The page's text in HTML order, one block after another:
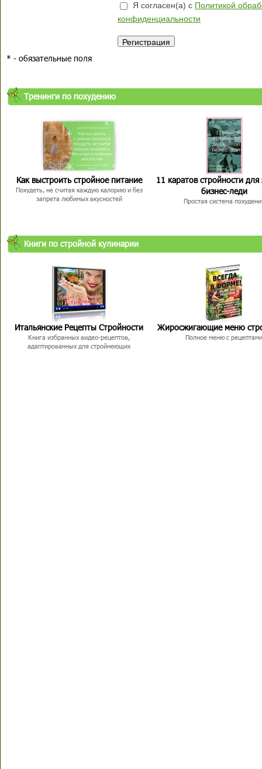
Я согласен(а) с Политикой
конфиденциальности
* - обязательные поля
Тренинги по похудению
Как выстроить стройное питание
Похудеть, не считая каждую калорию и без
запрета любимых вкусностей
11 каратов стройности для
бизнес-леди
Простая система
Книги по стройной кулинарии
Итальянские Рецепты Стройности
Книга избранных видео-рецептов,
адаптированных для стройнеющих
Жиросжигающие меню
Полное меню с рецептами